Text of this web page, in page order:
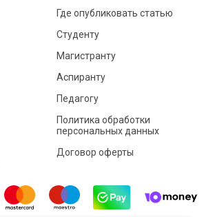
Где опубликовать статью
Студенту
Магистранту
Аспиранту
Педагогу
Политика обработки
персональных данных
Договор оферты